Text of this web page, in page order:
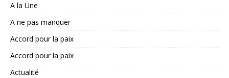
A la Une
A ne pas manquer
Accord pour la paix
Accord pour la paix
Actualité